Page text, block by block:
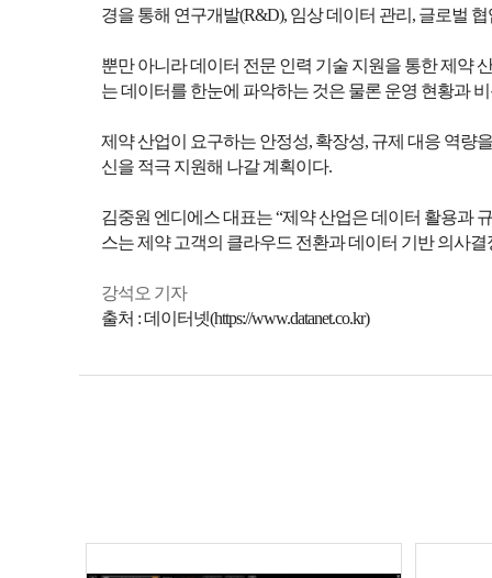
경을 통해 연구개발(R&D), 임상 데이터 관리, 글로벌
뿐만 아니라 데이터 전문 인력 기술 지원을 통한 제약
는 데이터를 한눈에 파악하는 것은 물론 운영 현황과
제약 산업이 요구하는 안정성, 확장성, 규제 대응 역량
신을 적극 지원해 나갈 계획이다.
김중원 엔디에스 대표는 “제약 산업은 데이터 활용과
스는 제약 고객의 클라우드 전환과 데이터 기반 의사
강석오 기자
출처 : 데이터넷(https://www.datanet.co.kr)